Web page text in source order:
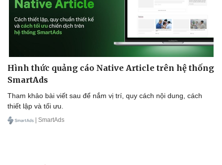
Hình thức quảng cáo Native Article trên hệ thống
SmartAds
Tham khảo bài viết sau để nắm vị trí, quy cách nội dung, cách
thiết lập và tối ưu.
| SmartAds